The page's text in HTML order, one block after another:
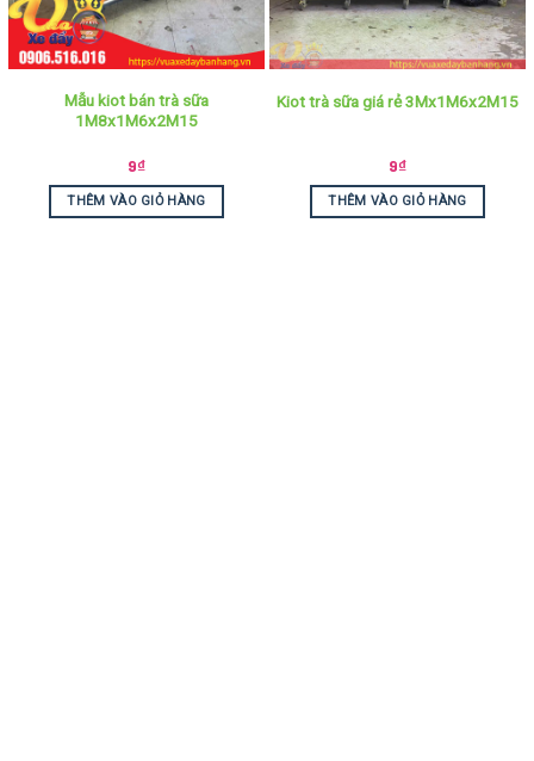
Mẫu kiot bán trà sữa
1M8x1M6x2M15
9₫
THÊM VÀO GIỎ HÀNG
Kiot trà sữa giá rẻ 3Mx1M6x2M15
9₫
THÊM VÀO GIỎ HÀNG